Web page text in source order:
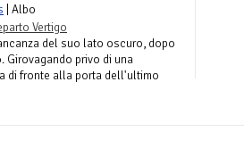
| Albo
Vertigo
del suo lato oscuro, dopo
privo di una
di fronte alla porta dell'ultimo